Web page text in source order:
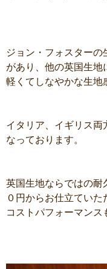
ジョン・フォスター
があり、他の英国生地
軽くてしなやかな生地
イタリア、イギリス両
なっております。
英国生地ならではの耐
０円からお仕立ていた
コストパフォーマンス